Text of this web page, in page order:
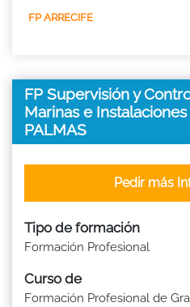
FP ARRECIFE
FP Supervisión y
Marinas e
PALMAS
Tipo de formación
Formación Profesional
Curso de
Formación Profesional de
Pedir más